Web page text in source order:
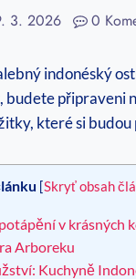
3. 2026 0
indonéský
budete připraveni
které si
[Skryť obsah
v krásných
Arboreku
Kuchyně